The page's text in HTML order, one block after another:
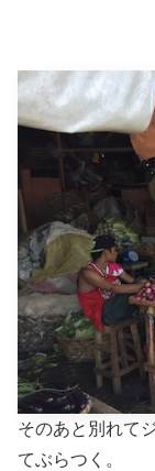
そのあと別れて
てぶらつく。